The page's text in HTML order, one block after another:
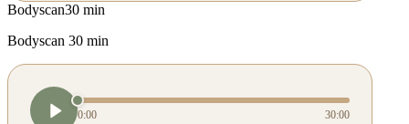
Bodyscan30 min
Bodyscan 30 min
0:00 30:00